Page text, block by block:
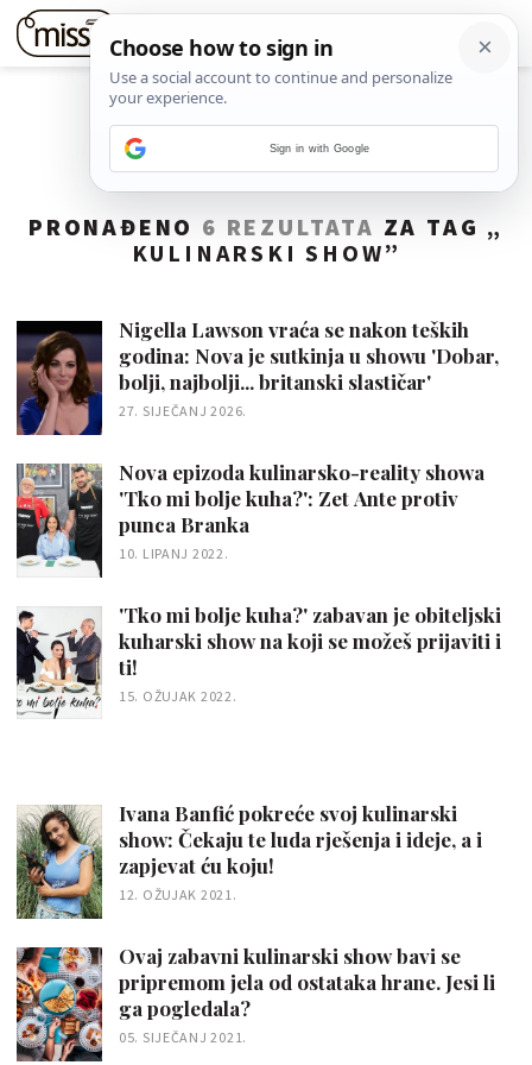
PRONAĐENO 6 REZULTATA ZA TAG „
KULINARSKI SHOW”
Nigella Lawson vraća se nakon teških
godina: Nova je sutkinja u showu 'Dobar,
bolji, najbolji... britanski slastičar'
27. SIJEČANJ 2026.
Nova epizoda kulinarsko-reality showa
'Tko mi bolje kuha?': Zet Ante protiv
punca Branka
10. LIPANJ 2022.
'Tko mi bolje kuha?' zabavan je obiteljski
kuharski show na koji se možeš prijaviti i
ti!
15. OŽUJAK 2022.
Ivana Banfić pokreće svoj kulinarski
show: Čekaju te luda rješenja i ideje, a i
zapjevat ću koju!
12. OŽUJAK 2021.
Ovaj zabavni kulinarski show bavi se
pripremom jela od ostataka hrane. Jesi li
ga pogledala?
05. SIJEČANJ 2021.
Sign in with Google